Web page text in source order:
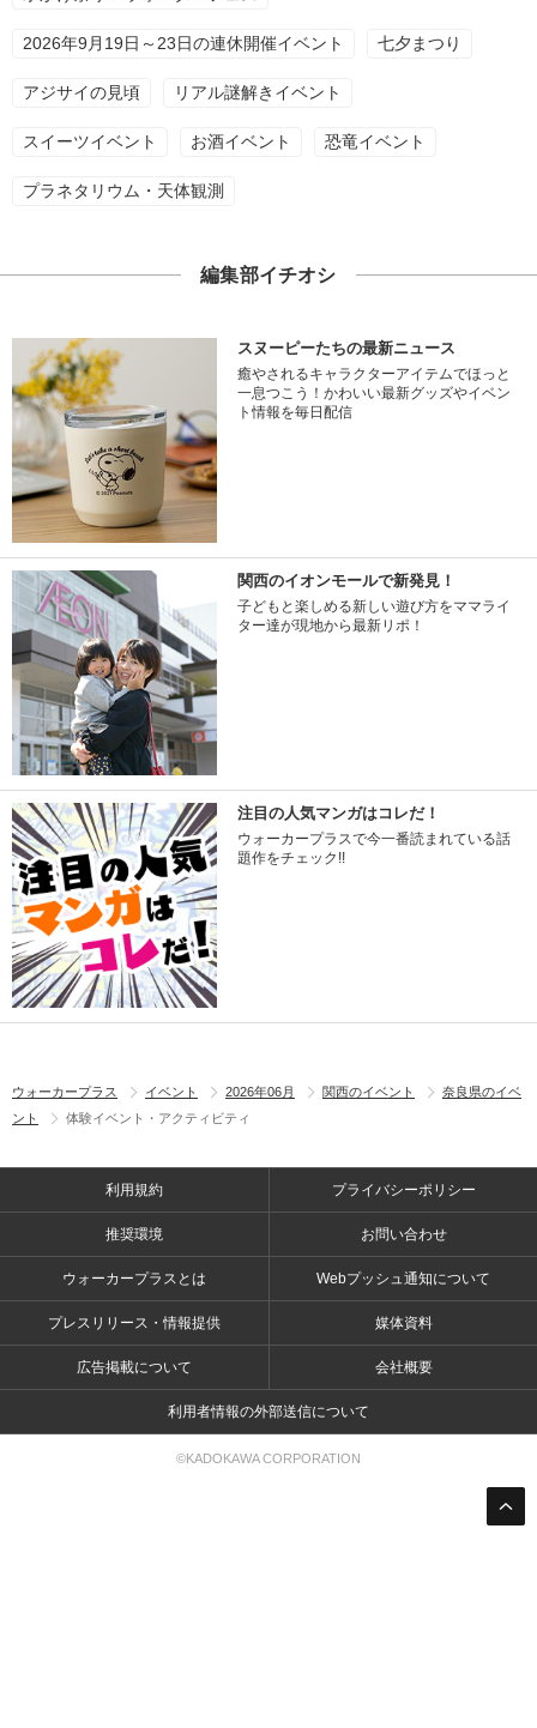
2026年9月19日～23日の連休開催イベント 七夕まつり
アジサイの見頃 リアル謎解きイベント
スイーツイベント お酒イベント 恐竜イベント
プラネタリウム・天体観測
編集部イチオシ
スヌーピーたちの最新ニュース
癒やされるキャラクターアイテムでほっと
一息つこう！かわいい最新グッズやイベン
ト情報を毎日配信
関西のイオンモールで新発見！
子どもと楽しめる新しい遊び方をママライ
ター達が現地から最新リポ！
注目の人気マンガはコレだ！
ウォーカープラスで今一番読まれている話
題作をチェック!!
ウォーカープラス イベント 2026年06月 関西のイベント
奈良県のイベ
ント
体験イベント・アクティビティ
利用規約 プライバシーポリシー
推奨環境 お問い合わせ
ウォーカープラスとは Webプッシュ通知について
プレスリリース・情報提供 媒体資料
広告掲載について 会社概要
利用者情報の外部送信について
©KADOKAWA CORPORATION